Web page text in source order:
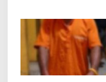
Sambut HUT RI dan HUT
Provinsi Riau